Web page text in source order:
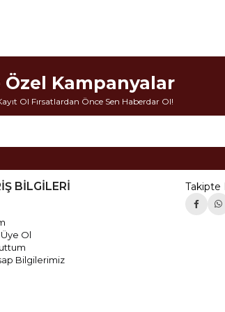
Özel Kampanyalar
Ol Fırsatlardan Önce Sen Haberdar Ol!
BİLGİLERİ
Ol
Bilgilerimiz
Takipte